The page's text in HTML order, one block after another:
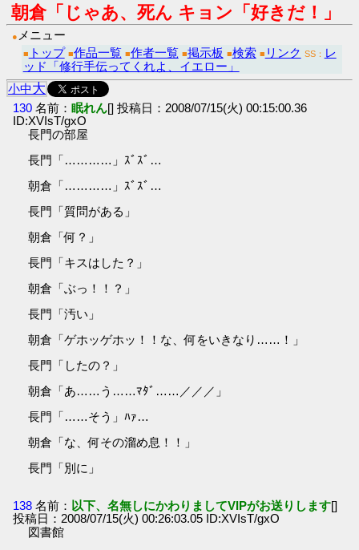
朝倉「じゃあ、死ん キョン「好きだ！」
● メニュー
■ トップ ■作品一覧 ■作者一覧 ■掲示板 ■検索 ■ リンク SS： レ
ッド「修行手伝ってくれよ、イエロー」
小中大
130 名前：眠れん[] 投稿日：2008/07/15(火) 00:15:00.36
ID:XVIsT/gxO
長門の部屋
長門「…………」ｽﾞｽﾞ…
朝倉「…………」ｽﾞｽﾞ…
長門「質問がある」
朝倉「何？」
長門「キスはした？」
朝倉「ぶっ！！？」
長門「汚い」
朝倉「ゲホッゲホッ！！な、何をいきなり……！」
長門「したの？」
朝倉「あ……う……ﾏﾀﾞ……／／／」
長門「……そう」ﾊｧ…
朝倉「な、何その溜め息！！」
長門「別に」
138 名前： 以下、名無しにかわりましてVIPがお送りします[]
投稿日：2008/07/15(火) 00:26:03.05 ID:XVIsT/gxO
図書館